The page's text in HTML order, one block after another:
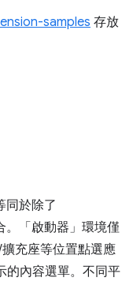
samples 存放
同於除了
。「啟動器」環境僅
充座等位置點選應
的內容選單。不同平